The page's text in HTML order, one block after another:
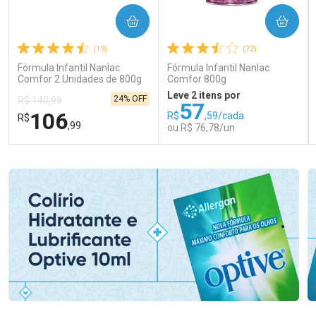
(19)
Fórmula Infantil Nanlac
Comfor 2 Unidades de 800g
R$ 140,99
R$106,99
24% OFF
COMPRAR
(72)
Fórmula Infantil Nanlac
Comfor 800g
Leve 2 itens por
R$57,59/cada
ou R$ 76,78/un
COMPRAR
Laboratório
Por Menos